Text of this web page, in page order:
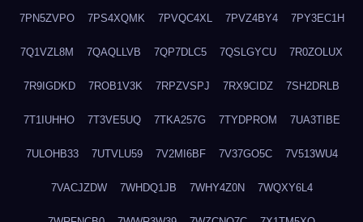
7PN5ZVPO 7PS4XQMK 7PVQC4XL 7PVZ4BY4 7PY3EC1H
7Q1VZL8M 7QAQLLVB 7QP7DLC5 7QSLGYCU 7R0ZOLUX
7R9IGDKD 7ROB1V3K 7RPZVSPJ 7RX9CIDZ 7SH2DRLB
7T1IUHHO 7T3VE5UQ 7TKA257G 7TYDPROM 7UA3TIBE
7ULOHB33 7UTVLU59 7V2MI6BF 7V37GO5C 7V513WU4
7VACJZDW 7WHDQ1JB 7WHY4Z0N 7WQXY6L4